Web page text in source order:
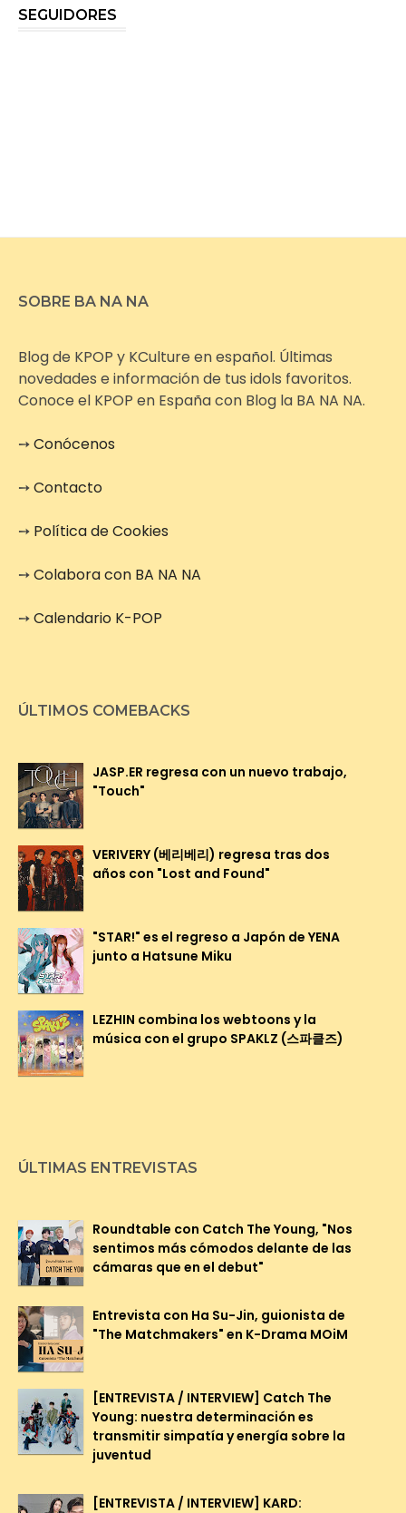
SEGUIDORES
SOBRE BA NA NA
Blog de KPOP y KCulture en español. Últimas
novedades e información de tus idols favoritos.
Conoce el KPOP en España con Blog la BA NA NA.
➙Conócenos
➙Contacto
➙ Política de Cookies
➙Colabora con BA NA NA
➙Calendario K-POP
ÚLTIMOS COMEBACKS
JASP.ER regresa con un nuevo trabajo,
"Touch"
VERIVERY (베리베리) regresa tras dos
años con "Lost and Found"
"STAR!" es el regreso a Japón de YENA
junto a Hatsune Miku
LEZHIN combina los webtoons y la
música con el grupo SPAKLZ (스파클즈)
ÚLTIMAS ENTREVISTAS
Roundtable con Catch The Young, "Nos
sentimos más cómodos delante de las
cámaras que en el debut"
Entrevista con Ha Su-Jin, guionista de
"The Matchmakers" en K-Drama MOiM
[ENTREVISTA / INTERVIEW] Catch The
Young: nuestra determinación es
transmitir simpatía y energía sobre la
juventud
[ENTREVISTA / INTERVIEW] KARD: